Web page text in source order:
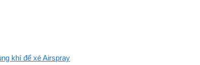
khí để xé Airspray